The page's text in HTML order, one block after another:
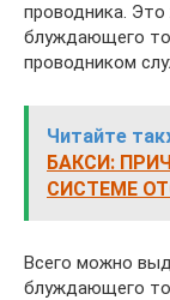
проводника. Это
блуждающего
проводником
Читайте
БАКСИ:
СИСТЕМЕ
Всего можно
блуждающего